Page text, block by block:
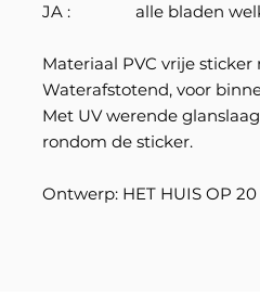
JA : alle bladen
Materiaal PVC vrije
Waterafstotend, voor
Met UV werende
rondom de sticker.
Ontwerp: HET HUIS OP 20